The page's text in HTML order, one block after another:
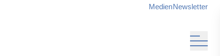
MedienNewsletter